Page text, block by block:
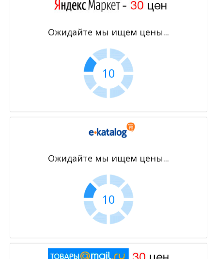
Ожидайте мы ищем цены...
10
Ожидайте мы ищем цены...
10